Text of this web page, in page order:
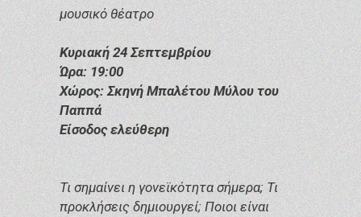
μουσικό θέατρο
Κυριακή 24 Σεπτεμβρίου
Ώρα: 19:00
Χώρος: Σκηνή Μπαλέτου Μύλου του
Παππά
Είσοδος ελεύθερη
Τι σημαίνει η γονεϊκότητα σήμερα; Τι
προκλήσεις δημιουργεί; Ποιοι είναι